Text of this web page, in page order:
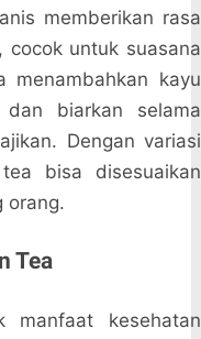
memberikan rasa
untuk suasana
kayu
biarkan selama
Dengan variasi
bisa disesuaikan
orang.
Tea
manfaat kesehatan